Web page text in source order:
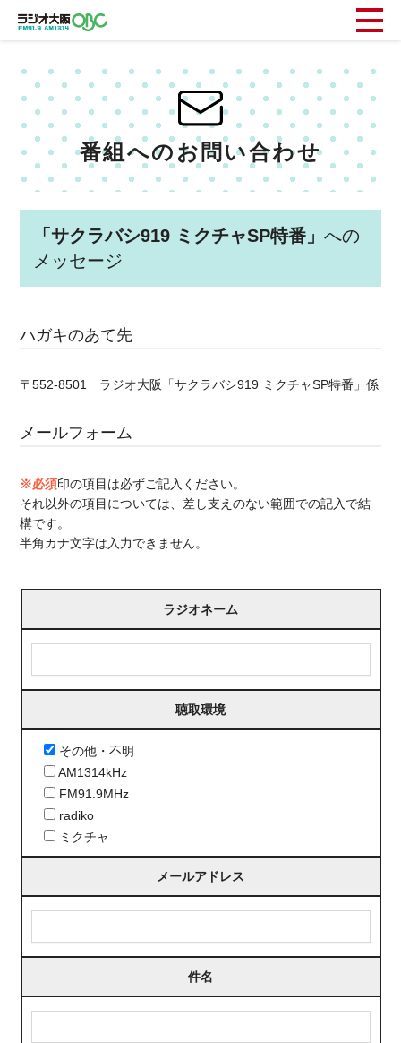
番組へのお問い合わせ
「サクラバシ919 ミクチャSP特番」への
メッセージ
ハガキのあて先
〒552-8501 ラジオ大阪「サクラバシ919 ミクチャSP特番」係
メールフォーム
※必須印の項目は必ずご記入ください。
それ以外の項目については、差し支えのない範囲での記入で結
構です。
半角カナ文字は入力できません。
ラジオネーム
聴取環境
その他・不明
AM1314kHz
FM91.9MHz
radiko
ミクチャ
メールアドレス
件名